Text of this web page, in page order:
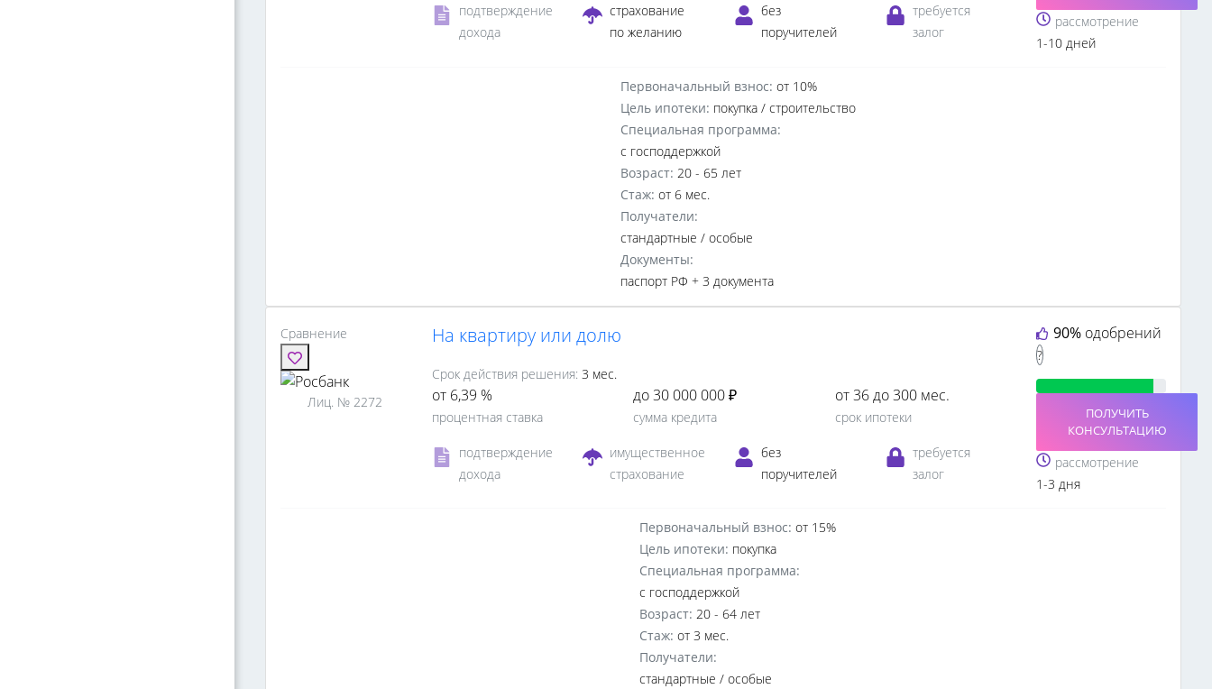
подтверждение
дохода
страхование
по желанию
без
поручителей
требуется
залог
рассмотрение
1-10 дней
Первоначальный взнос: от 10%
Цель ипотеки: покупка / строительство
Специальная программа:
с господдержкой
Возраст: 20 - 65 лет
Стаж: от 6 мес.
Получатели:
стандартные / особые
Документы:
паспорт РФ + 3 документа
Сравнение
Лиц. № 2272
На квартиру или долю
Срок действия решения: 3 мес.
от 6,39 %
процентная ставка
до 30 000 000 ₽
сумма кредита
от 36 до 300 мес.
срок ипотеки
подтверждение
дохода
имущественное
страхование
без
поручителей
требуется
залог
90% одобрений
?
ПОЛУЧИТЬ
КОНСУЛЬТАЦИЮ
рассмотрение
1-3 дня
Первоначальный взнос: от 15%
Цель ипотеки: покупка
Специальная программа:
с господдержкой
Возраст: 20 - 64 лет
Стаж: от 3 мес.
Получатели:
стандартные / особые